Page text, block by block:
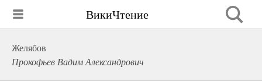
ВикиЧтение
Желябов
Прокофьев Вадим Александрович